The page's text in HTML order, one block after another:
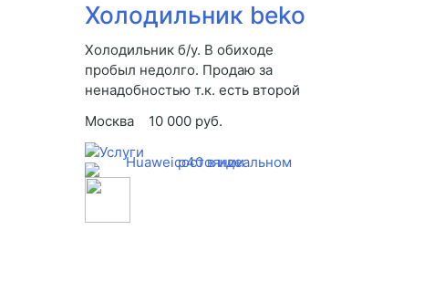
Холодильник beko
Холодильник б/у. В обиходе
пробыл недолго. Продаю за
ненадобностью т.к. есть второй
Москва
10 000 руб.